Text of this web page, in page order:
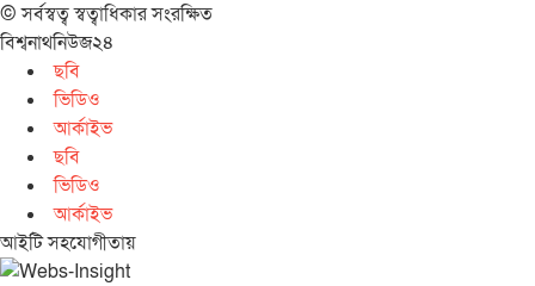
© সর্বস্বত্ব স্বত্বাধিকার সংরক্ষিত
বিশ্বনাথনিউজ২৪
ছবি
ভিডিও
আর্কাইভ
ছবি
ভিডিও
আর্কাইভ
আইটি সহযোগীতায়